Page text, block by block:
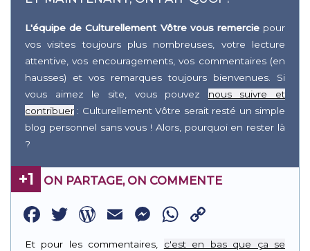
L'équipe de Culturellement Vôtre vous remerciepour
vos visites toujours plus nombreuses, votre lecture
attentive, vos encouragements, vos commentaires (en
hausses) et vos remarques toujours bienvenues. Si
vous aimez le site, vous pouvez nous suivre et
contribuer : Culturellement Vôtre serait resté un simple
blog personnel sans vous ! Alors, pourquoi en rester là
?
+1 ON PARTAGE, ON COMMENTE
Facebook
Twitter
WordPress
EmailMessenger
WhatsApp
Link
Et pour les commentaires, c'est en bas que ça se